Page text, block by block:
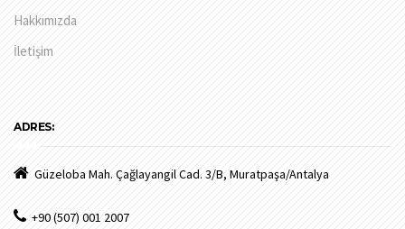
Hakkımızda
İletişim
ADRES:
Güzeloba Mah. Çağlayangil Cad. 3/B, Muratpaşa/Antalya
+90 (507) 001 2007